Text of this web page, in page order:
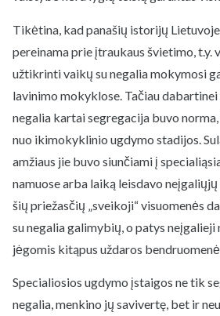
Tikėtina, kad panašių istorijų Lietuvoje
pereinama prie įtraukaus švietimo, t.y.
užtikrinti vaikų su negalia mokymosi
lavinimo mokyklose. Tačiau dabartinei
negalia kartai segregacija buvo
nuo ikimokyklinio ugdymo stadijos.
amžiaus jie buvo siunčiami į
namuose arba laiką leisdavo
šių priežasčių „sveikoji“ visuomenės
su negalia galimybių, o patys neįgalieji
jėgomis kitąpus uždaros
Specialiosios ugdymo įstaigos ne tik
negalia, menkino jų savivertę, bet ir